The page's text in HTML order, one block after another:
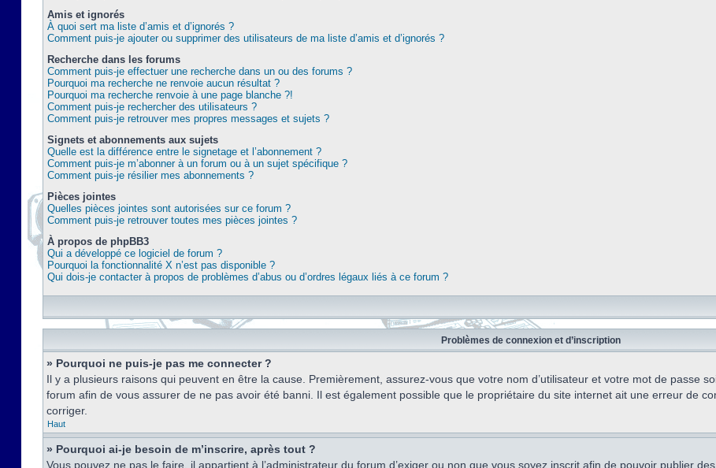
Amis et ignorés
À quoi sert ma liste d’amis et d’ignorés ?
Comment puis-je ajouter ou supprimer des utilisateurs de ma liste d’amis et d’ignorés ?
Recherche dans les forums
Comment puis-je effectuer une recherche dans un ou des forums ?
Pourquoi ma recherche ne renvoie aucun résultat ?
Pourquoi ma recherche renvoie à une page blanche ?!
Comment puis-je rechercher des utilisateurs ?
Comment puis-je retrouver mes propres messages et sujets ?
Signets et abonnements aux sujets
Quelle est la différence entre le signetage et l’abonnement ?
Comment puis-je m’abonner à un forum ou à un sujet spécifique ?
Comment puis-je résilier mes abonnements ?
Pièces jointes
Quelles pièces jointes sont autorisées sur ce forum ?
Comment puis-je retrouver toutes mes pièces jointes ?
À propos de phpBB3
Qui a développé ce logiciel de forum ?
Pourquoi la fonctionnalité X n’est pas disponible ?
Qui dois-je contacter à propos de problèmes d’abus ou d’ordres légaux liés à ce forum ?
Problèmes de connexion et d’inscription
» Pourquoi ne puis-je pas me connecter ?
Il y a plusieurs raisons qui peuvent en être la cause. Premièrement, assurez-vous que votre nom d’utilisateur et votre mot de passe
forum afin de vous assurer de ne pas avoir été banni. Il est également possible que le propriétaire du site internet ait une erreur de
corriger.
Haut
» Pourquoi ai-je besoin de m’inscrire, après tout ?
Vous pouvez ne pas le faire, il appartient à l’administrateur du forum d’exiger ou non que vous soyez inscrit afin de pouvoir publier